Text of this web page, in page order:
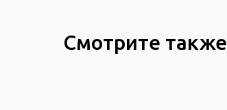
Смотрите также